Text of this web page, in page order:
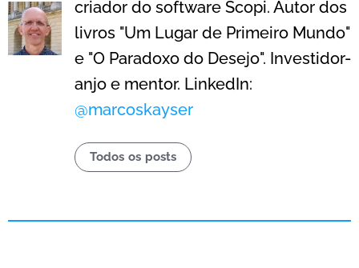
criador do software Scopi. Autor dos
livros "Um Lugar de Primeiro Mundo"
e "O Paradoxo do Desejo". Investidor-
anjo e mentor. LinkedIn:
@marcoskayser
Todos os posts